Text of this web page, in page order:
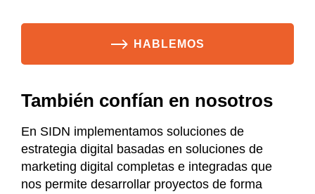
HABLEMOS
También confían en nosotros
En SIDN implementamos soluciones de
estrategia digital basadas en soluciones de
marketing digital completas e integradas que
nos permite desarrollar proyectos de forma